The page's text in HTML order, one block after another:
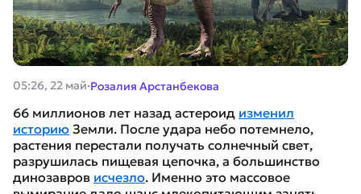
05:26, 22 май·Розалия Арстанбекова
66 миллионов лет назад астероид изменил
историю Земли. После удара небо потемнело,
растения перестали получать солнечный свет,
разрушилась пищевая цепочка, а большинство
динозавров исчезло. Именно это массовое